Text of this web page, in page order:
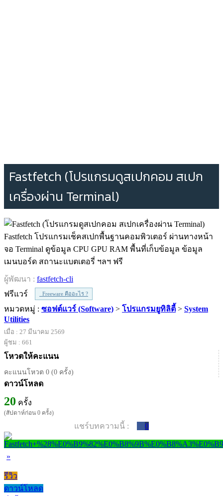
Fastfetch (โปรแกรมดูสเปกคอม สเปก
เครื่องผ่าน Terminal)
Fastfetch โปรแกรมเช็คสเปกพื้นฐานคอมพิวเตอร์ ผ่านทางหน้า
จอ Terminal ดูข้อมูล CPU GPU RAM พื้นที่เก็บข้อมูล ข้อมูล
เมนบอร์ด สถานะแบตเตอรี่ ฯลฯ ฟรี
ผู้พัฒนา : fastfetch-cli
ฟรีแวร์
Freeware คืออะไร ?
หมวดหมู่ : ซอฟต์แวร์ (Software) > โปรแกรมยูทิลิตี้ > System
Utilities
เมื่อ : 27 มีนาคม 2569
ผู้ชม : 661
โหวตให้คะแนน
คะแนนโหวต 0 (0 ครั้ง)
ดาวน์โหลด
20 ครั้ง
(สัปดาห์ก่อน 0 ครั้ง)
แชร์บทความนี้ : 0
»
รีวิว
ดาวน์โหลด